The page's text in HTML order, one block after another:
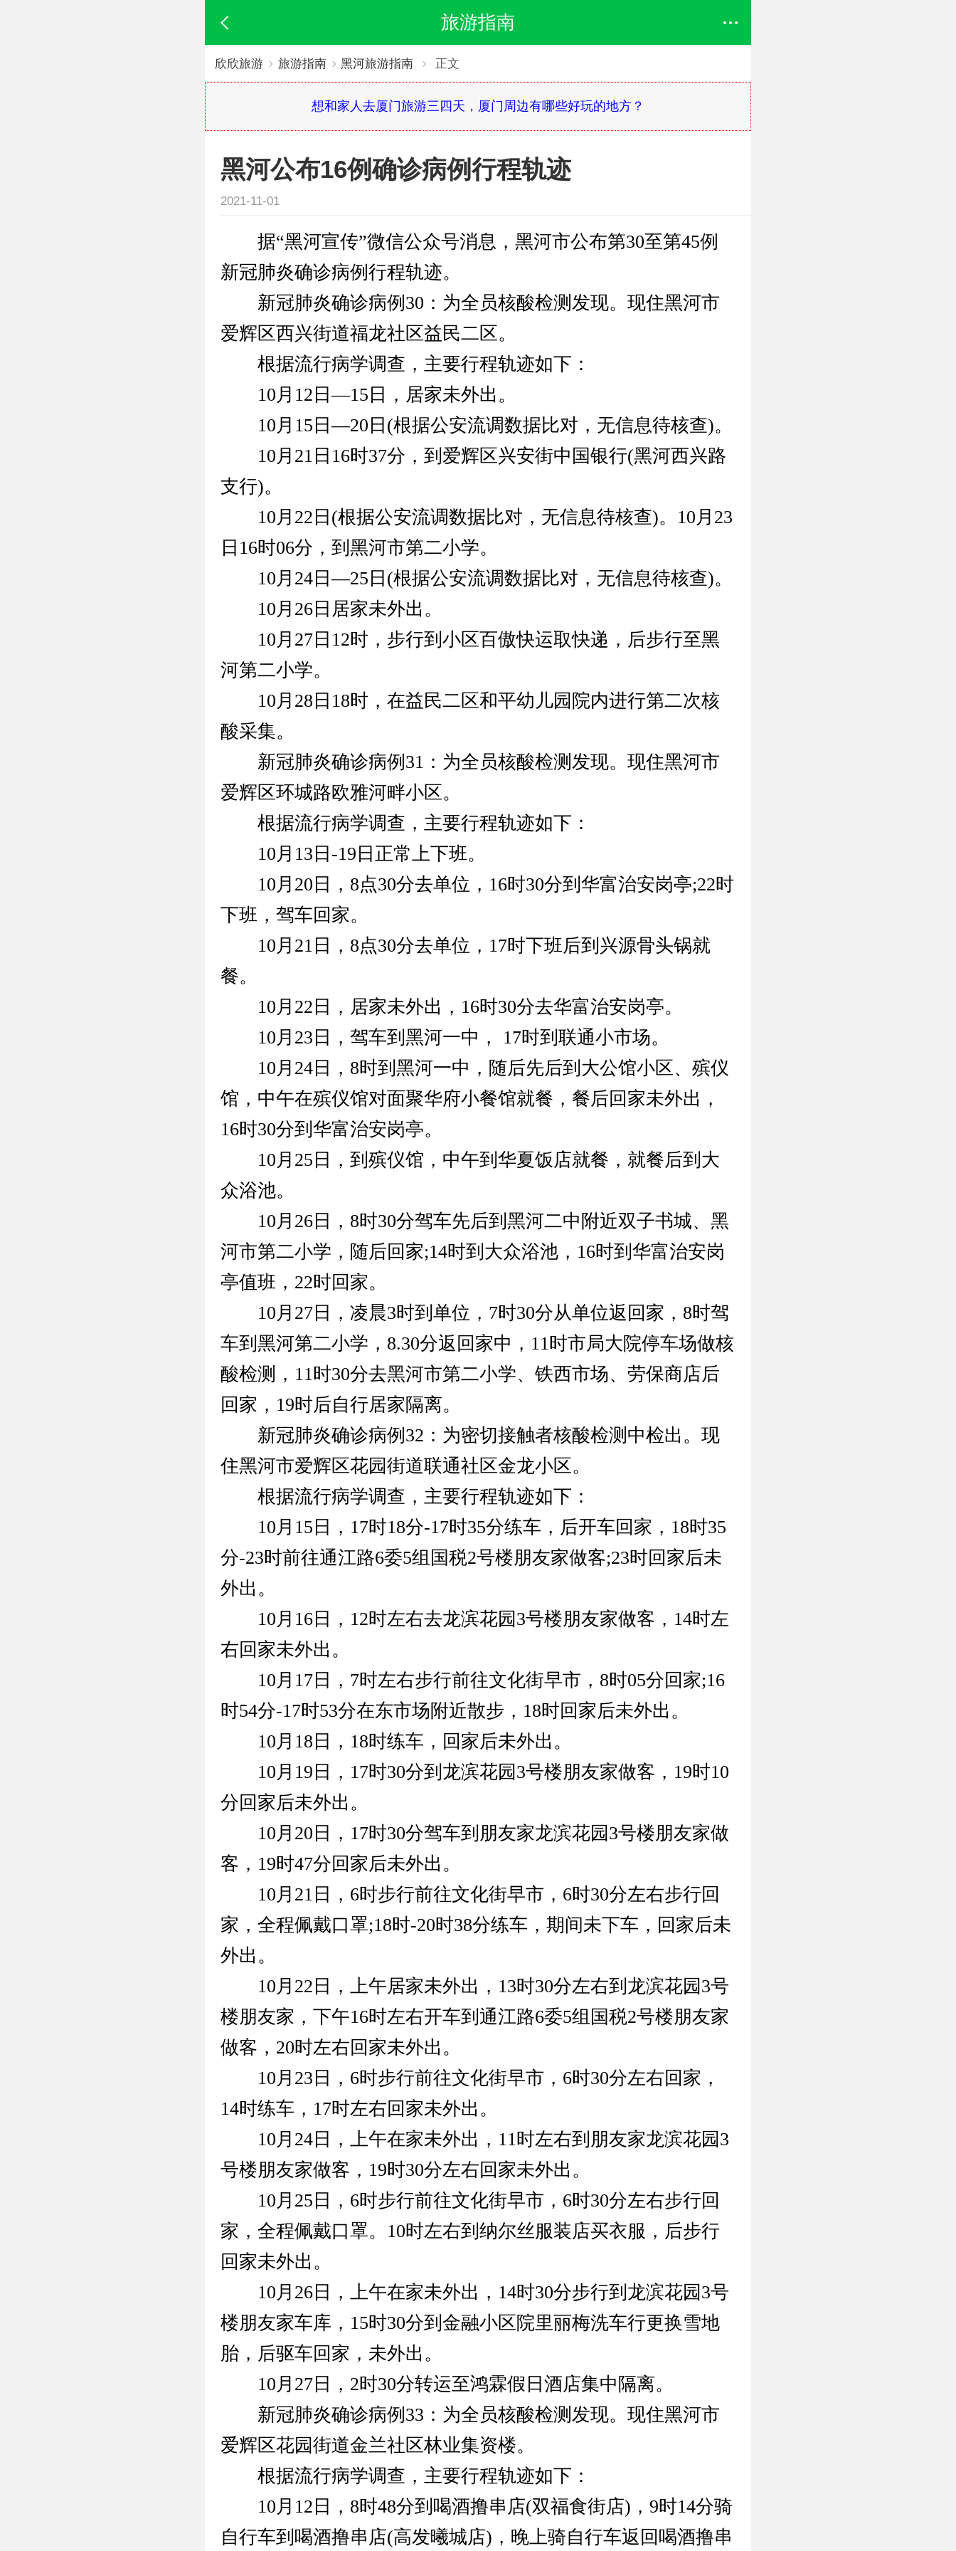
旅游指南
欣欣旅游 旅游指南 黑河旅游指南 正文
想和家人去厦门旅游三四天，厦门周边有哪些好玩的地方？
黑河公布16例确诊病例行程轨迹
2021-11-01
据“黑河宣传”微信公众号消息，黑河市公布第30至第45例
新冠肺炎确诊病例行程轨迹。
新冠肺炎确诊病例30：为全员核酸检测发现。现住黑河市
爱辉区西兴街道福龙社区益民二区。
根据流行病学调查，主要行程轨迹如下：
10月12日—15日，居家未外出。
10月15日—20日(根据公安流调数据比对，无信息待核查)。
10月21日16时37分，到爱辉区兴安街中国银行(黑河西兴路
支行)。
10月22日(根据公安流调数据比对，无信息待核查)。10月23
日16时06分，到黑河市第二小学。
10月24日—25日(根据公安流调数据比对，无信息待核查)。
10月26日居家未外出。
10月27日12时，步行到小区百傲快运取快递，后步行至黑
河第二小学。
10月28日18时，在益民二区和平幼儿园院内进行第二次核
酸采集。
新冠肺炎确诊病例31：为全员核酸检测发现。现住黑河市
爱辉区环城路欧雅河畔小区。
根据流行病学调查，主要行程轨迹如下：
10月13日-19日正常上下班。
10月20日，8点30分去单位，16时30分到华富治安岗亭;22时
下班，驾车回家。
10月21日，8点30分去单位，17时下班后到兴源骨头锅就
餐。
10月22日，居家未外出，16时30分去华富治安岗亭。
10月23日，驾车到黑河一中， 17时到联通小市场。
10月24日，8时到黑河一中，随后先后到大公馆小区、殡仪
馆，中午在殡仪馆对面聚华府小餐馆就餐，餐后回家未外出，
16时30分到华富治安岗亭。
10月25日，到殡仪馆，中午到华夏饭店就餐，就餐后到大
众浴池。
10月26日，8时30分驾车先后到黑河二中附近双子书城、黑
河市第二小学，随后回家;14时到大众浴池，16时到华富治安岗
亭值班，22时回家。
10月27日，凌晨3时到单位，7时30分从单位返回家，8时驾
车到黑河第二小学，8.30分返回家中，11时市局大院停车场做核
酸检测，11时30分去黑河市第二小学、铁西市场、劳保商店后
回家，19时后自行居家隔离。
新冠肺炎确诊病例32：为密切接触者核酸检测中检出。现
住黑河市爱辉区花园街道联通社区金龙小区。
根据流行病学调查，主要行程轨迹如下：
10月15日，17时18分-17时35分练车，后开车回家，18时35
分-23时前往通江路6委5组国税2号楼朋友家做客;23时回家后未
外出。
10月16日，12时左右去龙滨花园3号楼朋友家做客，14时左
右回家未外出。
10月17日，7时左右步行前往文化街早市，8时05分回家;16
时54分-17时53分在东市场附近散步，18时回家后未外出。
10月18日，18时练车，回家后未外出。
10月19日，17时30分到龙滨花园3号楼朋友家做客，19时10
分回家后未外出。
10月20日，17时30分驾车到朋友家龙滨花园3号楼朋友家做
客，19时47分回家后未外出。
10月21日，6时步行前往文化街早市，6时30分左右步行回
家，全程佩戴口罩;18时-20时38分练车，期间未下车，回家后未
外出。
10月22日，上午居家未外出，13时30分左右到龙滨花园3号
楼朋友家，下午16时左右开车到通江路6委5组国税2号楼朋友家
做客，20时左右回家未外出。
10月23日，6时步行前往文化街早市，6时30分左右回家，
14时练车，17时左右回家未外出。
10月24日，上午在家未外出，11时左右到朋友家龙滨花园3
号楼朋友家做客，19时30分左右回家未外出。
10月25日，6时步行前往文化街早市，6时30分左右步行回
家，全程佩戴口罩。10时左右到纳尔丝服装店买衣服，后步行
回家未外出。
10月26日，上午在家未外出，14时30分步行到龙滨花园3号
楼朋友家车库，15时30分到金融小区院里丽梅洗车行更换雪地
胎，后驱车回家，未外出。
10月27日，2时30分转运至鸿霖假日酒店集中隔离。
新冠肺炎确诊病例33：为全员核酸检测发现。现住黑河市
爱辉区花园街道金兰社区林业集资楼。
根据流行病学调查，主要行程轨迹如下：
10月12日，8时48分到喝酒撸串店(双福食街店)，9时14分骑
自行车到喝酒撸串店(高发曦城店)，晚上骑自行车返回喝酒撸串